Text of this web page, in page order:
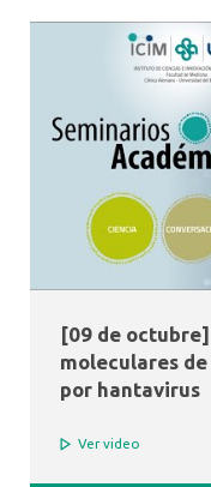
Ver video
[09 de
moleculares
por hantavirus